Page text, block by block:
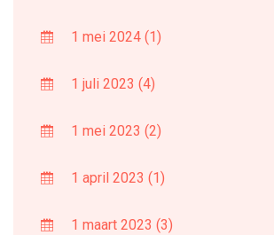
1 mei 2024 (1)
1 juli 2023 (4)
1 mei 2023 (2)
1 april 2023 (1)
1 maart 2023 (3)